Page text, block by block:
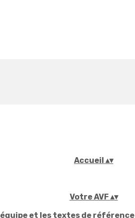
Accueil ▴▾
Votre AVF ▴▾
et les textes de référence